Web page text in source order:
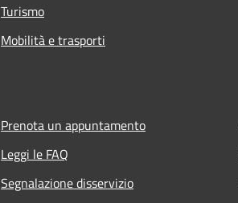
Turismo
Mobilità e trasporti
Prenota un appuntamento
Leggi le FAQ
Segnalazione disservizio